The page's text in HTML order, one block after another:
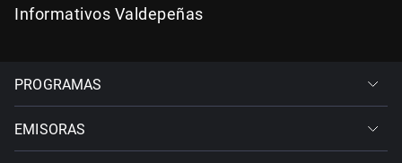
Informativos Valdepeñas
PROGRAMAS
EMISORAS